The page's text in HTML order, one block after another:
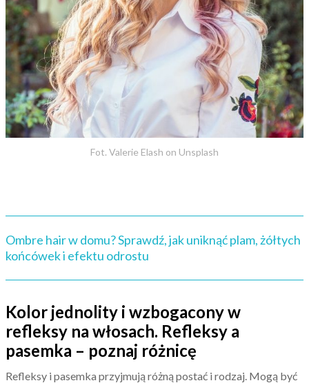
Fot. Valerie Elash on Unsplash
Ombre hair w domu? Sprawdź, jak uniknąć plam, żółtych
końcówek i efektu odrostu
Kolor jednolity i wzbogacony w
refleksy na włosach. Refleksy a
pasemka – poznaj różnicę
Refleksy i pasemka przyjmują różną postać i rodzaj. Mogą być